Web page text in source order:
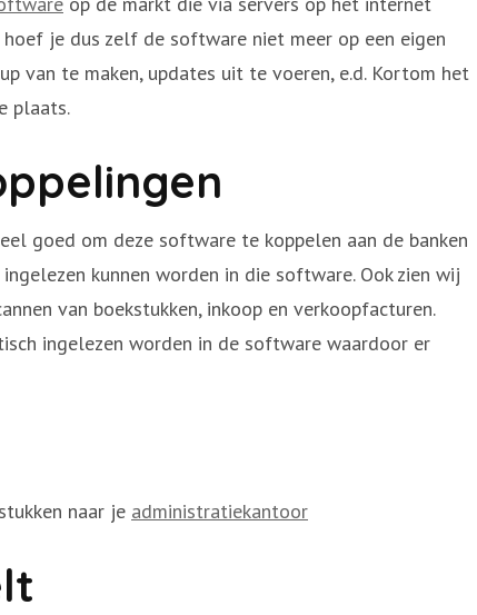
je dus zelf de software niet meer op een eigen
van te maken, updates uit te voeren, e.d. Kortom het
plaats.
goed om deze software te koppelen aan de banken
kunnen worden in die software. Ook zien wij
van boekstukken, inkoop en verkoopfacturen.
ingelezen worden in de software waardoor er
naar je administratiekantoor